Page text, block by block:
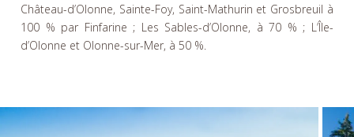
Château-d’Olonne, Sainte-Foy, Saint-Mathurin et Grosbreuil à
100 % par Finfarine ; Les Sables-d’Olonne, à 70 % ; L’Île-
d’Olonne et Olonne-sur-Mer, à 50 %.